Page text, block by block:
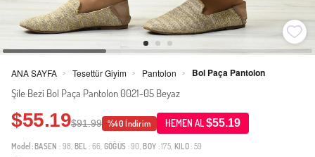
ANA SAYFA > Tesettür Giyim > Pantolon > Bol Paça Pantolon
Şile Bezi Bol Paça Pantolon 0021-05 Beyaz
$55.19$91.99 %40 İndirim HEMEN AL$55.19
Model: BASEN : 98, BEL : 66, GÖĞÜS : 90, BOY : 175, KILO: 59